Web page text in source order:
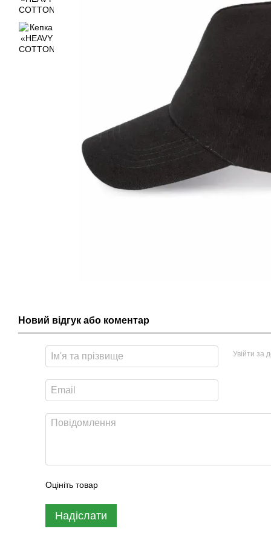
Новий відгук або коментар
Увійти за
Оцініть товар
Надіслати